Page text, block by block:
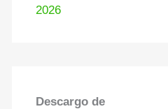
2026
Descargo de